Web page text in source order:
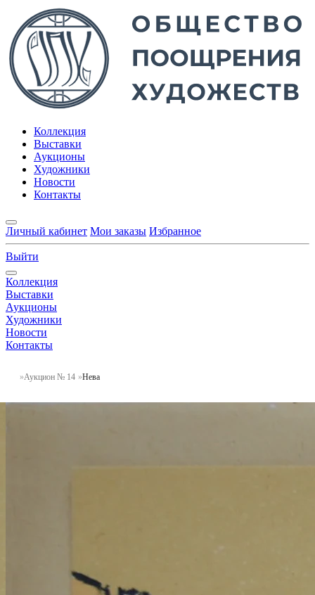
Коллекция
Выставки
Аукционы
Художники
Новости
Контакты
Личный кабинет Мои заказы Избранное
Выйти
Коллекция
Выставки
Аукционы
Художники
Новости
Контакты
Аукцион № 14 Нева